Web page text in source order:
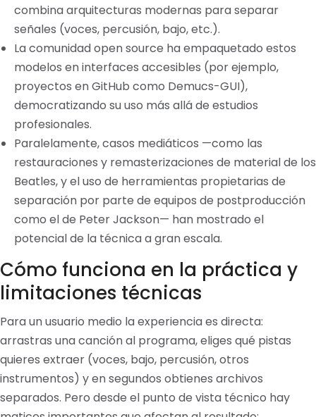
combina arquitecturas modernas para separar
señales (voces, percusión, bajo, etc.).
La comunidad open source ha empaquetado estos
modelos en interfaces accesibles (por ejemplo,
proyectos en GitHub como Demucs-GUI),
democratizando su uso más allá de estudios
profesionales.
Paralelamente, casos mediáticos —como las
restauraciones y remasterizaciones de material de los
Beatles, y el uso de herramientas propietarias de
separación por parte de equipos de postproducción
como el de Peter Jackson— han mostrado el
potencial de la técnica a gran escala.
Cómo funciona en la práctica y
limitaciones técnicas
Para un usuario medio la experiencia es directa:
arrastras una canción al programa, eliges qué pistas
quieres extraer (voces, bajo, percusión, otros
instrumentos) y en segundos obtienes archivos
separados. Pero desde el punto de vista técnico hay